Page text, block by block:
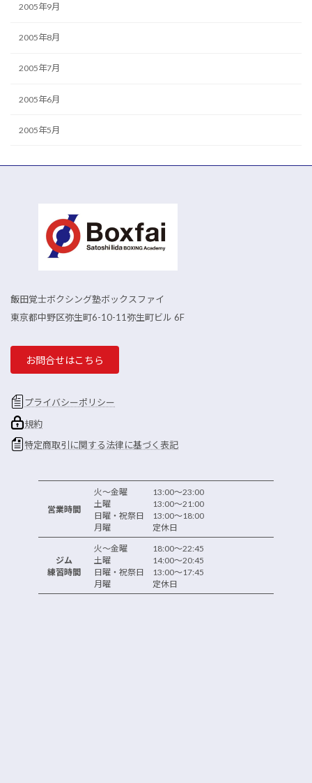
2005年9月
2005年8月
2005年7月
2005年6月
2005年5月
飯田覚士ボクシング塾ボックスファイ
東京都中野区弥生町6-10-11弥生町ビル 6F
お問合せはこちら
プライバシーポリシー
規約
特定商取引に関する法律に基づく表記
営業時間
火～金曜 13:00～23:00
土曜 13:00～21:00
日曜・祝祭日 13:00～18:00
月曜 定休日
ジム
練習時間
火～金曜 18:00～22:45
土曜 14:00～20:45
日曜・祝祭日 13:00～17:45
月曜 定休日